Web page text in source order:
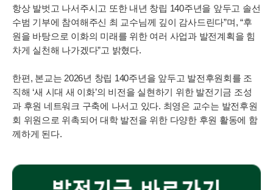
항상 발벗고 나서주시고 또한 내년 창립 140주년을 앞두고 솔선
수범 기부에 참여해주신 최 교수님께 깊이 감사드린다”며, “후
원을 바탕으로 이화의 미래를 위한 여러 사업과 발전계획을 힘
차게 실천해 나가겠다”고 밝혔다.
한편, 본교는 2026년 창립 140주년을 앞두고 발전후원회를 조
직해 ‘새 시대 새 이화’의 비전을 실현하기 위한 발전기금 조성
과 후원 네트워크 구축에 나서고 있다. 최영은 교수는 발전후원
회 위원으로 위촉되어 대학 발전을 위한 다양한 후원 활동에 함
께하게 된다.